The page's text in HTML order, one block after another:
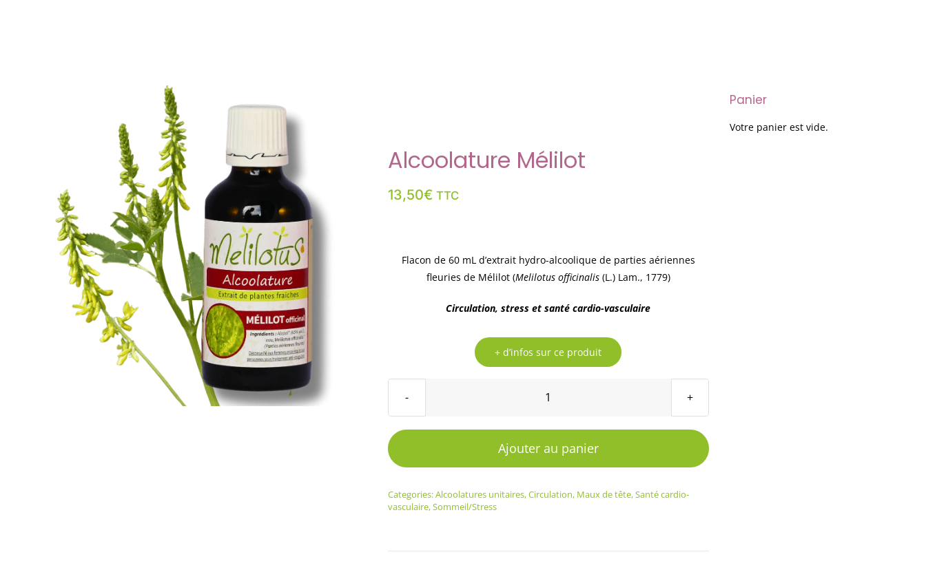
Alcoolature Mélilot
13,50€ TTC
Flacon de 60 mL d’extrait hydro-alcoolique de parties aériennes
fleuries de Mélilot (Melilotus officinalis(L.) Lam., 1779)
Circulation, stress et santé cardio-vasculaire
+ d’infos sur ce produit
quantité
Alcoolature
Mélilot
Ajouter au panier
Categories:Alcoolatures unitaires,Circulation, Maux de tête,Santé cardio-
vasculaire,Sommeil/Stress
Panier
Votre panier est vide.